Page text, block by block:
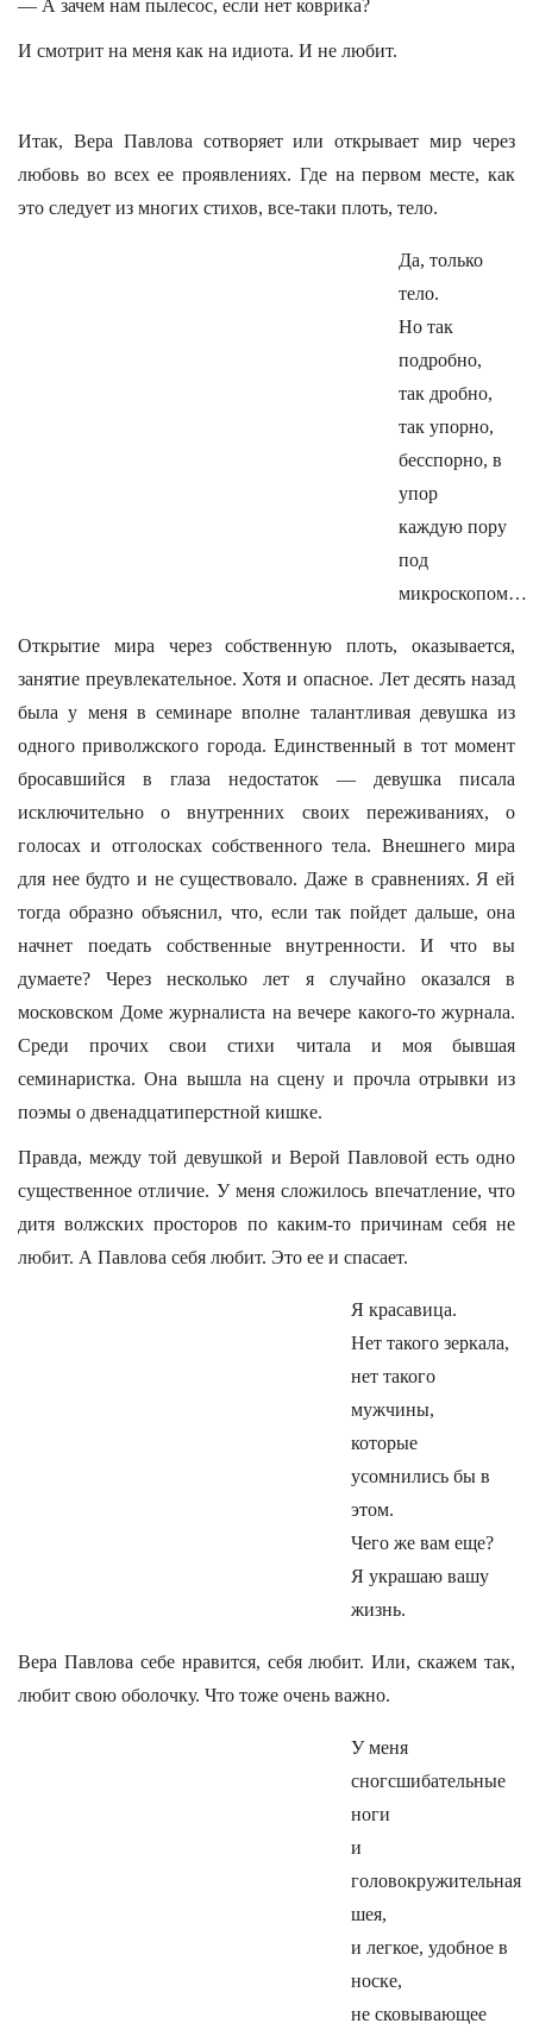
— А зачем нам пылесос, если нет коврика?
И смотрит на меня как на идиота. И не любит.
Итак, Вера Павлова сотворяет или открывает мир через
любовь во всех ее проявлениях. Где на первом месте, как
это следует из многих стихов, все-таки плоть, тело.
Да, только
тело.
Но так
подробно,
так дробно,
так упорно,
бесспорно, в
упор
каждую пору
под
микроскопом…
Открытие мира через собственную плоть, оказывается,
занятие преувлекательное. Хотя и опасное. Лет десять назад
была у меня в семинаре вполне талантливая девушка из
одного приволжского города. Единственный в тот момент
бросавшийся в глаза недостаток — девушка писала
исключительно о внутренних своих переживаниях, о
голосах и отголосках собственного тела. Внешнего мира
для нее будто и не существовало. Даже в сравнениях. Я ей
тогда образно объяснил, что, если так пойдет дальше, она
начнет поедать собственные внутренности. И что вы
думаете? Через несколько лет я случайно оказался в
московском Доме журналиста на вечере какого-то журнала.
Среди прочих свои стихи читала и моя бывшая
семинаристка. Она вышла на сцену и прочла отрывки из
поэмы о двенадцатиперстной кишке.
Правда, между той девушкой и Верой Павловой есть одно
существенное отличие. У меня сложилось впечатление, что
дитя волжских просторов по каким-то причинам себя не
любит. А Павлова себя любит. Это ее и спасает.
Я красавица.
Нет такого зеркала,
нет такого
мужчины,
которые
усомнились бы в
этом.
Чего же вам еще?
Я украшаю вашу
жизнь.
Вера Павлова себе нравится, себя любит. Или, скажем так,
любит свою оболочку. Что тоже очень важно.
У меня
сногсшибательные
ноги
и
головокружительная
шея,
и легкое, удобное в
носке,
не сковывающее